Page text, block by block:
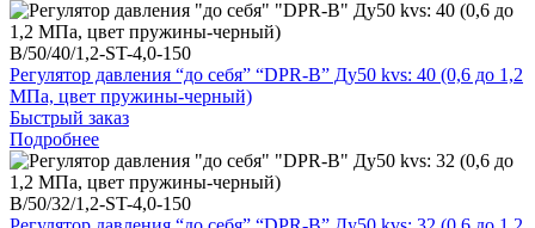
B/50/40/1,2-ST-4,0-150
Регулятор давления “до себя” “DPR-B” Ду50 kvs: 40 (0,6 до 1,2
МПа, цвет пружины-черный)
Быстрый заказ
Подробнее
B/50/32/1,2-ST-4,0-150